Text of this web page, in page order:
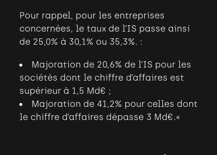
Pour rappel, pour les entreprises
concernées, le taux de l’IS passe ainsi
de 25,0% à 30,1% ou 35,3%. :
Majoration de 20,6% de l’IS pour les
sociétés dont le chiffre d’affaires est
supérieur à 1,5 Md€ ;
Majoration de 41,2% pour celles dont
le chiffre d’affaires dépasse 3 Md€.«